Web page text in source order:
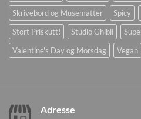
Skrivebord og Musematter
Spicy
Stort Priskutt!
Studio Ghibli
Valentine's Day og Morsdag
Vegan
Adresse